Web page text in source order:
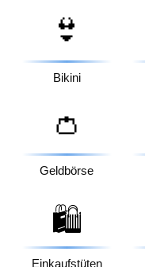
👙
Bikini
👛
Geldbörse
🛍️
Einkaufstüten